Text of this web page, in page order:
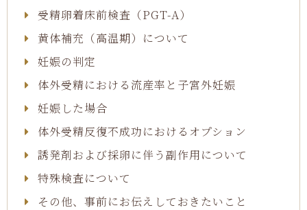
受精卵着床前検査（PGT-A）
黄体補充（高温期）について
妊娠の判定
体外受精における流産率と子宮外妊娠
妊娠した場合
体外受精反復不成功におけるオプション
誘発剤および採卵に伴う副作用について
特殊検査について
その他、事前にお伝えしておきたいこと